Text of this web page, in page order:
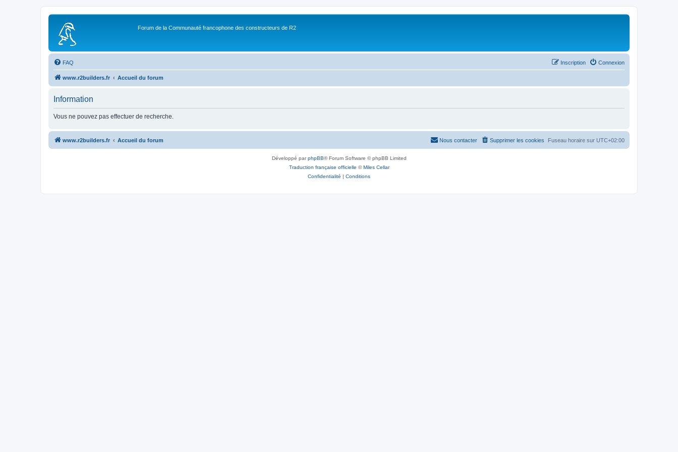
Forum de la Communauté francophone des constructeurs de R2
FAQ Connexion
Inscription
www.r2builders.fr Accueil du forum
Information
Vous ne pouvez pas effectuer de recherche.
www.r2builders.fr Accueil du forum Fuseau horaire sur UTC+02:00
Supprimer les cookies
Nous contacter
Développé parphpBB® Forum Software © phpBB Limited
Traduction française officielle ©Miles Cellar
Confidentialité | Conditions